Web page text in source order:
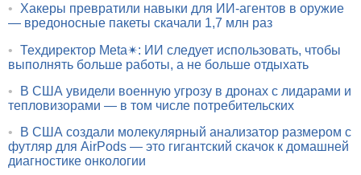
•
Хакеры превратили навыки для ИИ-агентов в оружие
— вредоносные пакеты скачали 1,7 млн раз
• Техдиректор Meta✴: ИИ следует использовать, чтобы
выполнять больше работы, а не больше отдыхать
•
В США увидели военную угрозу в дронах с лидарами и
тепловизорами — в том числе потребительских
•
В США создали молекулярный анализатор размером с
футляр для AirPods — это гигантский скачок к домашней
диагностике онкологии